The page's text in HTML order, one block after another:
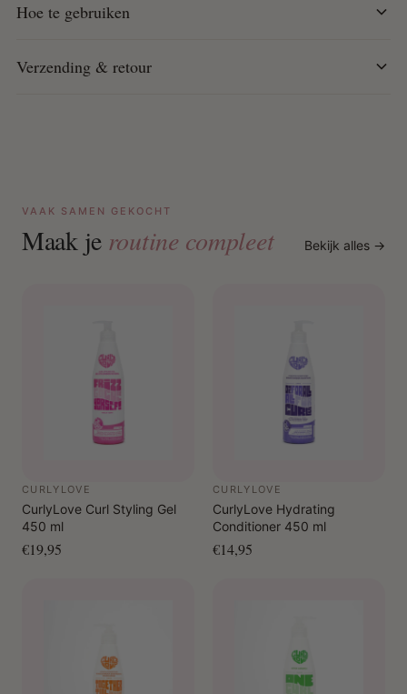
Hoe te gebruiken
Verzending & retour
VAAK SAMEN GEKOCHT
Maak je routine compleet Bekijk alles →
CURLYLOVE
CurlyLove Curl Styling Gel
450 ml
€19,95
CURLYLOVE
CurlyLove Hydrating
Conditioner 450 ml
€14,95